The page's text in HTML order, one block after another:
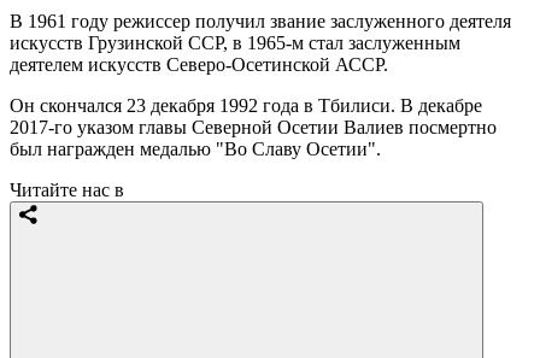
В 1961 году режиссер получил звание заслуженного деятеля
искусств Грузинской ССР, в 1965-м стал заслуженным
деятелем искусств Северо-Осетинской АССР.
Он скончался 23 декабря 1992 года в Тбилиси. В декабре
2017-го указом главы Северной Осетии Валиев посмертно
был награжден медалью "Во Славу Осетии".
Читайте нас в